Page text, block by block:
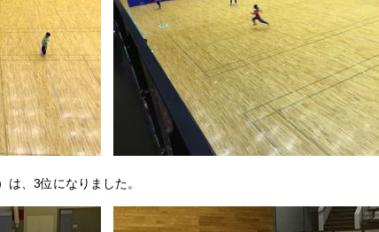
、3位になりました。